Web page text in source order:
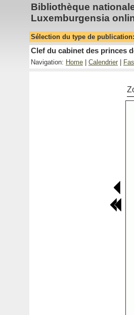
Bibliothèque
Luxemburgensia
Sélection du type de publication:
Clef du cabinet des princes
Navigation: Home Calendrier